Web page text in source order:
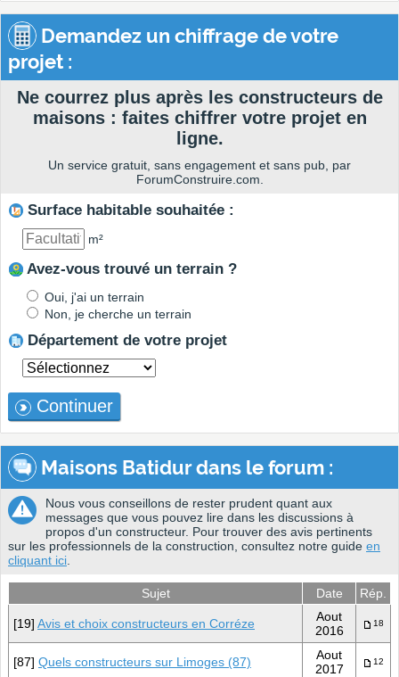
Demandez un chiffrage de votre
projet :
Ne courrez plus après les constructeurs de
maisons : faites chiffrer votre projet en
ligne.
Un service gratuit, sans engagement et sans pub, par
ForumConstruire.com.
Surface habitable souhaitée :
m²
Avez-vous trouvé un terrain ?
Oui, j'ai un terrain
Non, je cherche un terrain
Département de votre projet
Continuer
Maisons Batidur dans le forum :
Nous vous conseillons de rester prudent quant aux
messages que vous pouvez lire dans les discussions à
propos d'un constructeur. Pour trouver des avis pertinents
sur les professionnels de la construction, consultez notre guide en
cliquant ici
Sujet Date Rép.
[19] Avis et choix constructeurs en Corréze
Aout
2016
18
[87] Quels constructeurs sur Limoges (87)
Aout
2017
12